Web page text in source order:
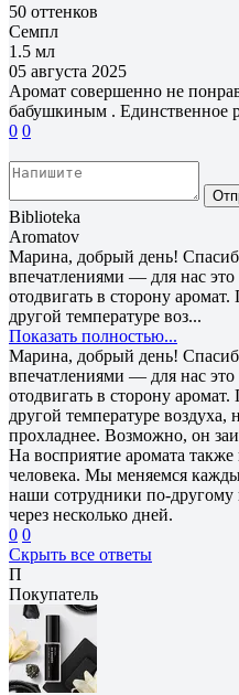
50 оттенков
Семпл
1.5 мл
05 августа 2025
Аромат совершенно не
бабушкиным . Единственное
0 0
Biblioteka
Aromatov
Марина, добрый день!
впечатлениями — для нас
отодвигать в сторону
другой температуре воз...
Показать полностью...
Марина, добрый день!
впечатлениями — для нас
отодвигать в сторону
другой температуре воздуха,
прохладнее. Возможно, он
На восприятие аромата также
человека. Мы меняемся
наши сотрудники по-
через несколько дней.
0 0
Скрыть все ответы
П
Покупатель